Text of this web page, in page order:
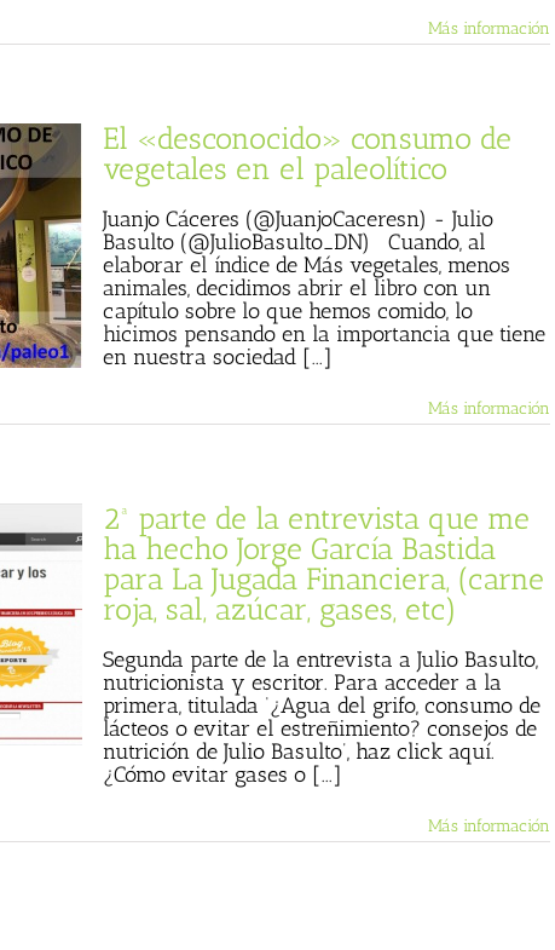
Más información
El «desconocido» consumo de
vegetales en el paleolítico
Juanjo Cáceres (@JuanjoCaceresn) - Julio
Basulto (@JulioBasulto_DN) Cuando, al
elaborar el índice de Más vegetales, menos
animales, decidimos abrir el libro con un
capítulo sobre lo que hemos comido, lo
hicimos pensando en la importancia que tiene
en nuestra sociedad [...]
Más información
2ª parte de la entrevista que me
ha hecho Jorge García Bastida
para La Jugada Financiera, (carne
roja, sal, azúcar, gases, etc)
Segunda parte de la entrevista a Julio Basulto,
nutricionista y escritor. Para acceder a la
primera, titulada ‘¿Agua del grifo, consumo de
lácteos o evitar el estreñimiento? consejos de
nutrición de Julio Basulto’, haz click aquí.
¿Cómo evitar gases o [...]
Más información